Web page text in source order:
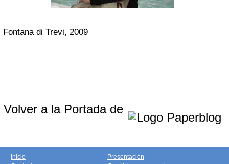
Fontana di Trevi, 2009
Volver a la Portada de
Inicio
Presentación